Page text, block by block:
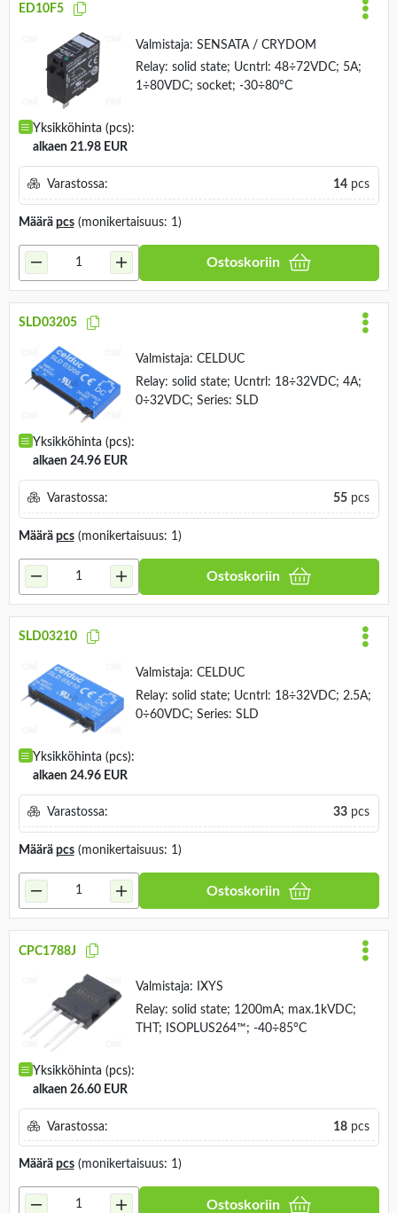
ED10F5
Valmistaja: SENSATA / CRYDOM
Relay: solid state; Ucntrl: 48÷72VDC; 5A;
1÷80VDC; socket; -30÷80°C
Yksikköhinta (pcs):
alkaen 21.98 EUR
Varastossa: 14pcs
Määrä pcs(monikertaisuus: 1)
Ostoskoriin
SLD03205
Valmistaja: CELDUC
Relay: solid state; Ucntrl: 18÷32VDC; 4A;
0÷32VDC; Series: SLD
Yksikköhinta (pcs):
alkaen 24.96 EUR
Varastossa: 55pcs
Määrä pcs(monikertaisuus: 1)
Ostoskoriin
SLD03210
Valmistaja: CELDUC
Relay: solid state; Ucntrl: 18÷32VDC; 2.5A;
0÷60VDC; Series: SLD
Yksikköhinta (pcs):
alkaen 24.96 EUR
Varastossa: 33pcs
Määrä pcs(monikertaisuus: 1)
Ostoskoriin
CPC1788J
Valmistaja:
IXYS
Relay: solid state; 1200mA; max.1kVDC;
THT; ISOPLUS264™; -40÷85°C
Yksikköhinta (pcs):
alkaen 26.60 EUR
Varastossa: 18pcs
Määrä pcs(monikertaisuus: 1)
Ostoskoriin